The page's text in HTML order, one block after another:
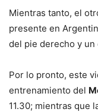
Mientras tanto, el
presente en
del pie derecho y
Por lo pronto, este
entrenamiento del
11.30; mientras que